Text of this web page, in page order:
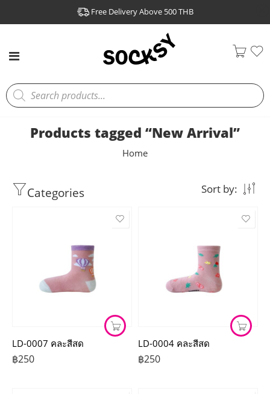
Free Delivery Above 500 THB
Products tagged “New Arrival”
Home
Sort by:
LD-0007 คละสีสด
฿250
LD-0004 คละสีสด
฿250